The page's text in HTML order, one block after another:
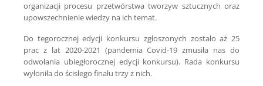
organizacji procesu przetwórstwa tworzyw sztucznych oraz
upowszechnienie wiedzy na ich temat.
Do tegorocznej edycji konkursu zgłoszonych zostało aż 25
prac z lat 2020-2021 (pandemia Covid-19 zmusiła nas do
odwołania ubiegłorocznej edycji konkursu). Rada konkursu
wyłoniła do ścisłego finału trzy z nich.